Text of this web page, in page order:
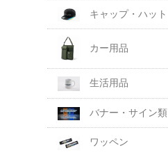
キャップ・ハット
カー用品
生活用品
バナー・サイン類
ワッペン